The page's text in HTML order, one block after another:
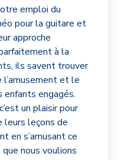
emploi du
pour la guitare et
approche
à la
ils savent trouver
et le
enfants engagés.
un plaisir pour
leurs leçons de
en s’amusant ce
nous voulions